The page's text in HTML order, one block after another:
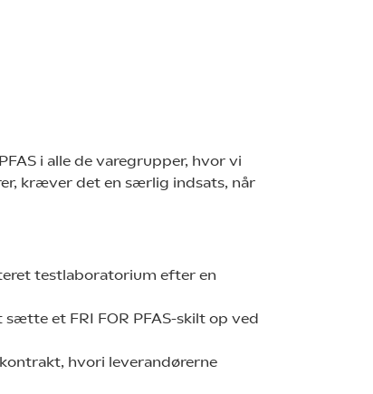
i alle de varegrupper, hvor vi
kræver det en særlig indsats, når
testlaboratorium efter en
et FRI FOR PFAS-skilt op ved
hvori leverandørerne